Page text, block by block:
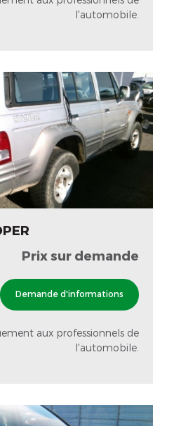
l'automobile.
Prix sur demande
Demande d'informations
aux professionnels de
l'automobile.